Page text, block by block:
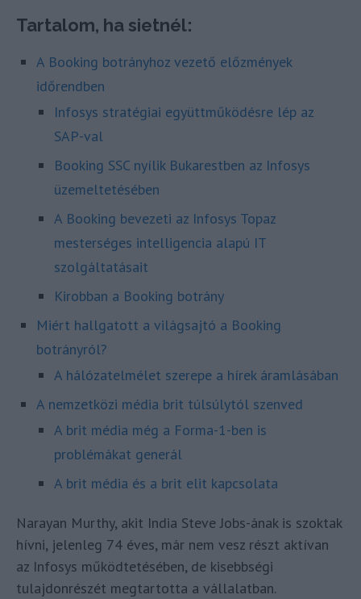
Tartalom, ha sietnél:
A Booking botrányhoz vezető előzmények
időrendben
Infosys stratégiai együttműködésre lép az
SAP-val
Booking SSC nyílik Bukarestben az Infosys
üzemeltetésében
A Booking bevezeti az Infosys Topaz
mesterséges intelligencia alapú IT
szolgáltatásait
Kirobban a Booking botrány
Miért hallgatott a világsajtó a Booking
botrányról?
A hálózatelmélet szerepe a hírek áramlásában
A nemzetközi média brit túlsúlytól szenved
A brit média még a Forma-1-ben is
problémákat generál
A brit média és a brit elit kapcsolata
Narayan Murthy, akit India Steve Jobs-ának is szoktak
hívni, jelenleg 74 éves, már nem vesz részt aktívan
az Infosys működtetésében, de kisebbségi
tulajdonrészét megtartotta a vállalatban.